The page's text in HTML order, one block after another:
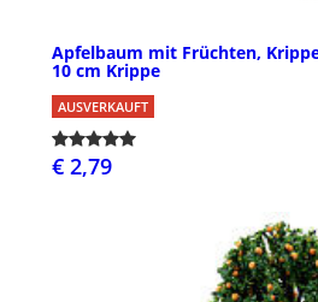
Apfelbaum mit Früchten,
10 cm Krippe
AUSVERKAUFT
€ 2,79